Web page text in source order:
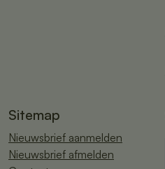
Sitemap
Nieuwsbrief aanmelden
Nieuwsbrief afmelden